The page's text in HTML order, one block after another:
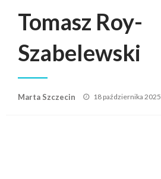
Tomasz Roy-
Szabelewski
Marta Szczecin
Posted
18 października 2025